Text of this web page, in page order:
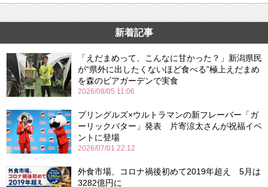
新着記事
「えだまめって、こんなに甘かった？」新潟県民
が“県外に出したくないほど食べる”極上えだまめ
を森のビアガーデンで実食
2026/08/05 11:06
プリングルズ×ウルトラマンの新フレーバー「ガ
ーリックバター」発表 片寄涼太さんが祝福イベ
ントに登場
2026/07/01 22:12
外食市場、コロナ禍後初めて2019年超え 5月は
3282億円に